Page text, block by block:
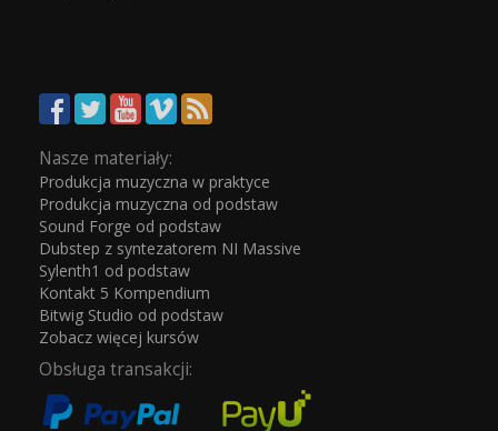
Nasze materiały:
Produkcja muzyczna w praktyce
Produkcja muzyczna od podstaw
Sound Forge od podstaw
Dubstep z syntezatorem NI Massive
Sylenth1 od podstaw
Kontakt 5 Kompendium
Bitwig Studio od podstaw
Zobacz więcej kursów
Obsługa transakcji: